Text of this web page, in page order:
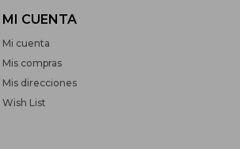
MI CUENTA
Mi cuenta
Mis compras
Mis direcciones
Wish List